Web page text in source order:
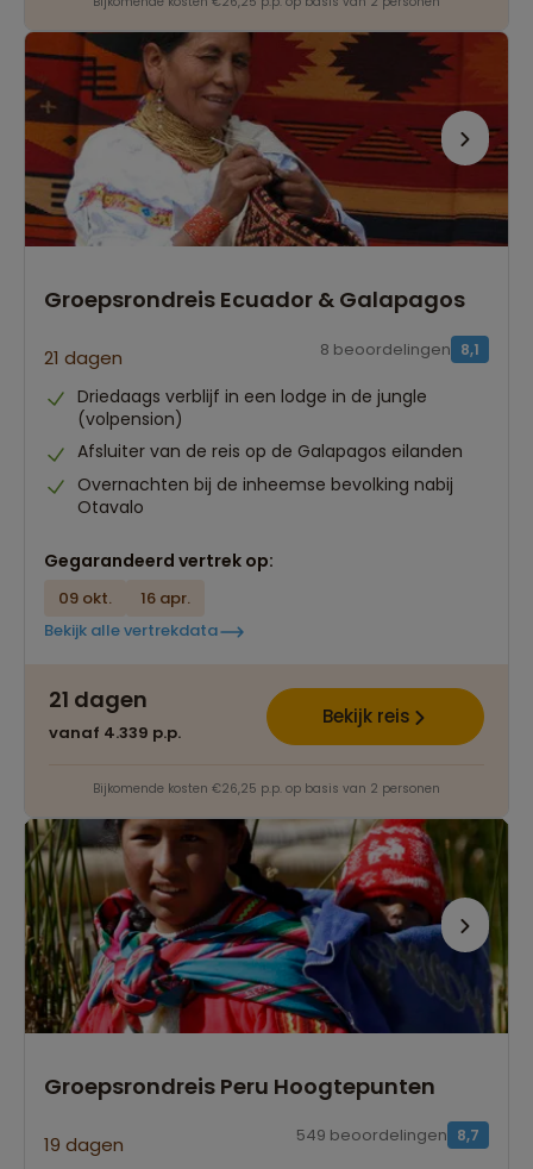
Groepsrondreis Ecuador & Galapagos
21 dagen 8,1
8 beoordelingen
Driedaags verblijf in een lodge in de jungle
(volpension)
Afsluiter van de reis op de Galapagos eilanden
Overnachten bij de inheemse bevolking nabij
Otavalo
Gegarandeerd vertrek op:
09 okt.
16 apr.
Bekijk alle vertrekdata
21 dagen
vanaf 4.339 p.p.
Bekijk reis
Bijkomende kosten €26,25 p.p. op basis van 2 personen
Groepsrondreis Peru Hoogtepunten
19 dagen 8,7
549 beoordelingen